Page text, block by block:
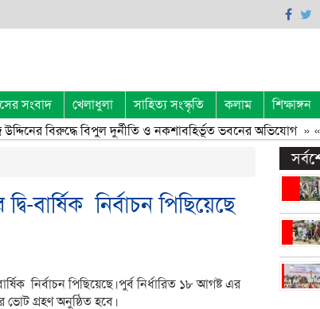
সংবাদ খেলাধুলা সাহিত্য সংস্কৃতি কলাম শিক্ষাঙ্গন
বিরুদ্ধে বিপুল দুর্নীতি ও নকশাবহির্ভূত ভবনের অভিযোগ» «
বার্ষিক নির্বাচন পিছিয়েছে
নির্বাচন পিছিয়েছে।পুর্ব নির্ধারিত ১৮ আগষ্ট এর
ভোট গ্রহণ অনুষ্ঠিত হবে।